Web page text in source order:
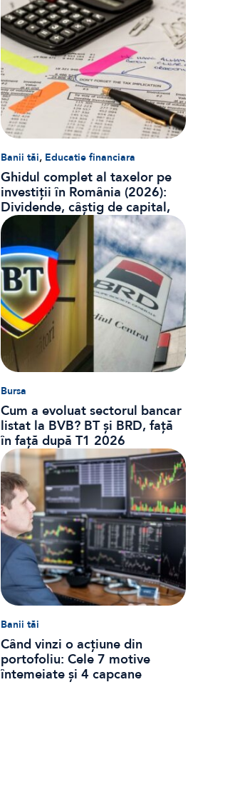
Banii tăi, Educatie financiara
Ghidul complet al taxelor pe
investiții în România (2026):
Dividende, câștig de capital,
dobânzi și CASS
Bursa
Cum a evoluat sectorul bancar
listat la BVB? BT și BRD, față
în față după T1 2026
Banii tăi
Când vinzi o acțiune din
portofoliu: Cele 7 motive
întemeiate și 4 capcane